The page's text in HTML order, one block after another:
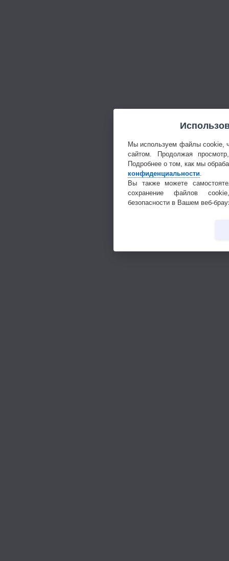
Мы используем файлы cookie,
сайтом. Продолжая
Подробнее о том, как мы
конфиденциальности
Вы также можете
сохранение файлов
безопасности в Вашем веб-